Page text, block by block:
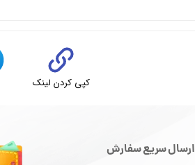
کپی کردن لینک
ارسال سریع سفارش